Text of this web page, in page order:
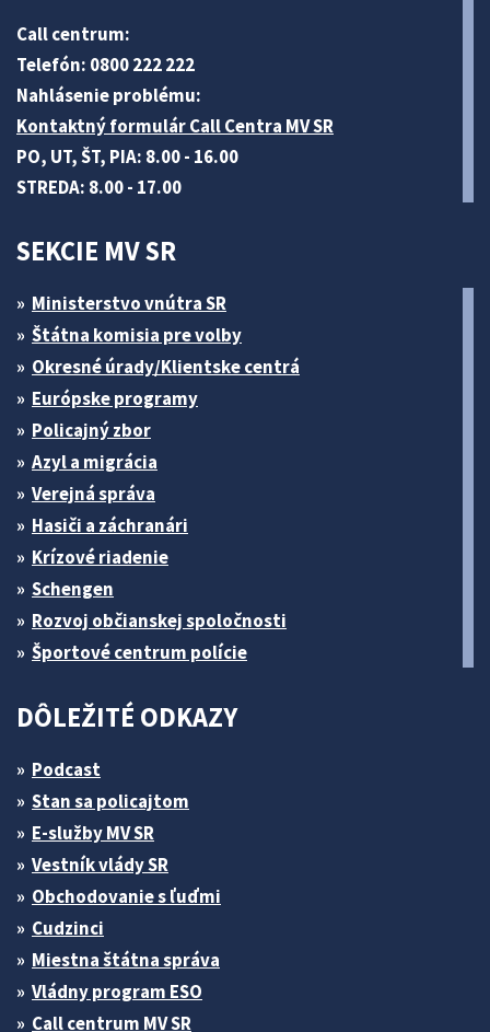
Call centrum:
Telefón: 0800 222 222
Nahlásenie problému:
Kontaktný formulár Call Centra MV SR
PO, UT, ŠT, PIA: 8.00 - 16.00
STREDA: 8.00 - 17.00
SEKCIE MV SR
Ministerstvo vnútra SR
Štátna komisia pre volby
Okresné úrady/Klientske centrá
Európske programy
Policajný zbor
Azyl a migrácia
Verejná správa
Hasiči a záchranári
Krízové riadenie
Schengen
Rozvoj občianskej spoločnosti
Športové centrum polície
DÔLEŽITÉ ODKAZY
Podcast
Stan sa policajtom
E-služby MV SR
Vestník vlády SR
Obchodovanie s ľuďmi
Cudzinci
Miestna štátna správa
Vládny program ESO
Call centrum MV SR